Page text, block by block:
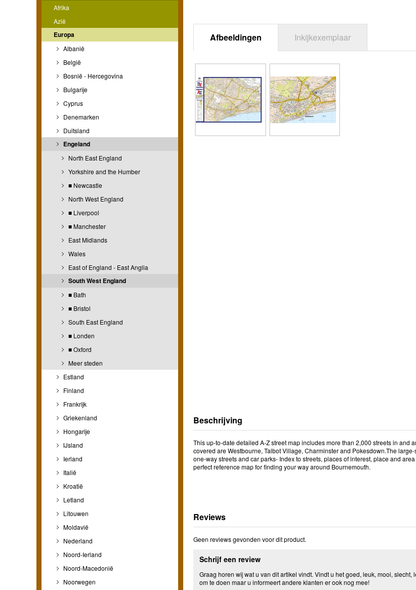
Afrika
Azië
Europa
Albanië
België
Bosnië - Hercegovina
Bulgarije
Cyprus
Denemarken
Duitsland
Engeland
North East England
Yorkshire and the Humber
■ Newcastle
North West England
■ Liverpool
■ Manchester
East Midlands
Wales
East of England - East Anglia
South West England
■ Bath
■ Bristol
South East England
■ Londen
■ Oxford
Meer steden
Estland
Finland
Frankrijk
Griekenland
Hongarije
IJsland
Ierland
Italië
Kroatië
Letland
Litouwen
Moldavië
Nederland
Noord-Ierland
Noord-Macedonië
Noorwegen
Afbeeldingen Inkijkexemplaar
Beschrijving
This up-to-date detailed A-Z street map includes more than 2,000 streets in
covered are Westbourne, Talbot Village, Charminster and Pokesdown.The
one-way streets and car parks- Index to streets, places of interest, place and
perfect reference map for finding your way around Bournemouth.
Reviews
Geen reviews gevonden voor dit product.
Schrijf een review
Graag horen wij wat u van dit artikel vindt. Vindt u het goed, leuk, mooi,
om te doen maar u informeert andere klanten er ook nog mee!